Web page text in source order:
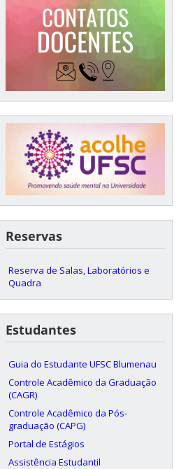
Reservas
Reserva de Salas, Laboratórios e
Quadra
Estudantes
Guia do Estudante UFSC Blumenau
Controle Acadêmico da Graduação
(CAGR)
Controle Acadêmico da Pós-
graduação (CAPG)
Portal de Estágios
Assistência Estudantil